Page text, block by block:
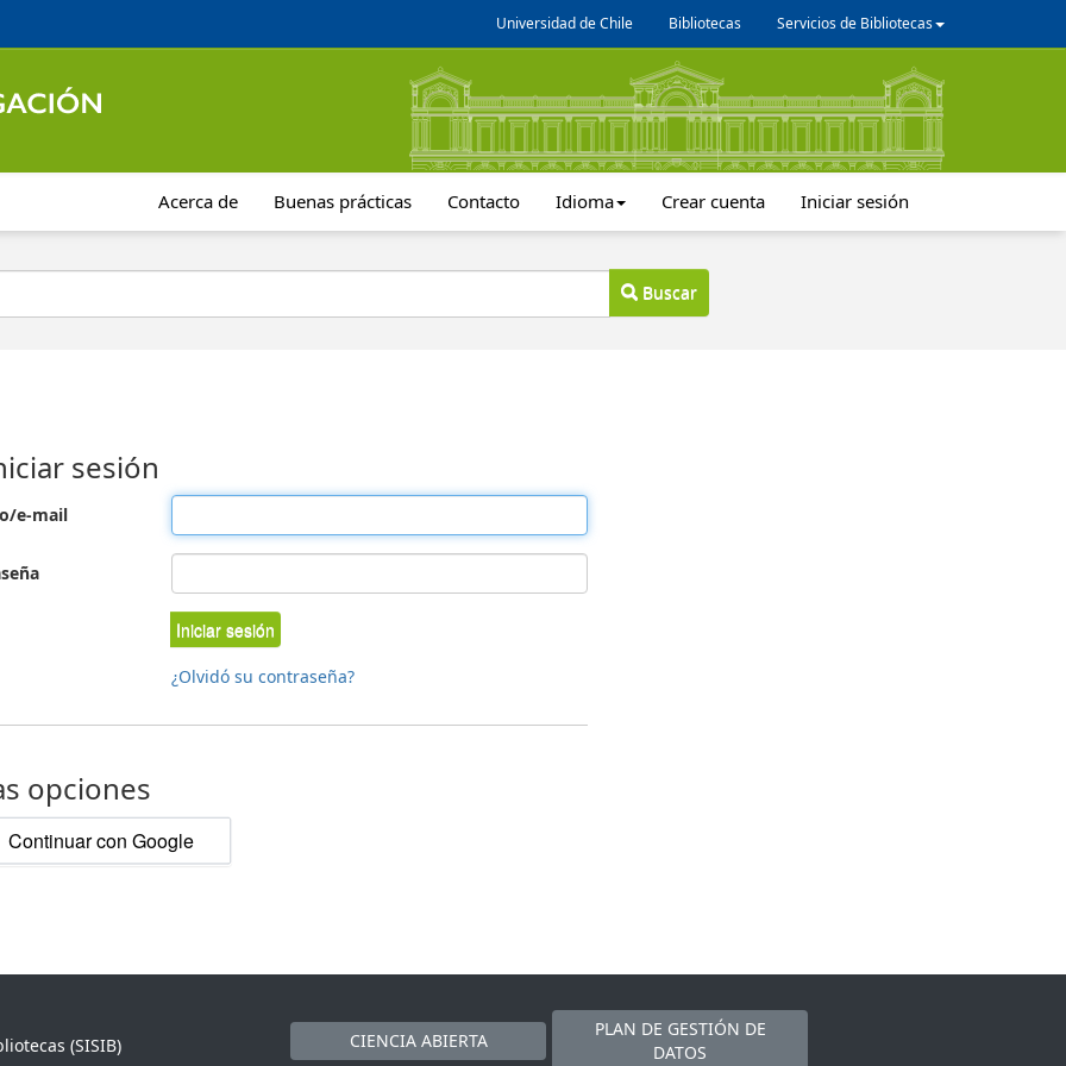
Universidad de Chile Bibliotecas Servicios de Bibliotecas
Acerca de Buenas prácticas Contacto Idioma Crear cuenta Iniciar sesión
Buscar
sesión
e-mail
Iniciar sesión
¿Olvidó su contraseña?
opciones
Continuar con Google
(SISIB)
CIENCIA ABIERTA
PLAN DE GESTIÓN DE
DATOS